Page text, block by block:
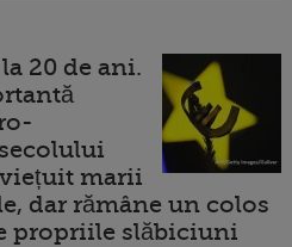
20 de ani.
marii
dar rămâne un colos
propriile slăbiciuni